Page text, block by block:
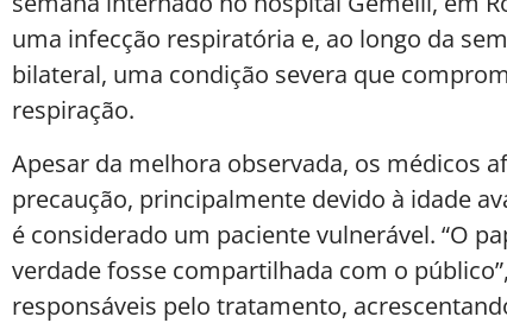
uma infecção respiratória e, ao longo da
bilateral, uma condição severa que
respiração.
Apesar da melhora observada, os médicos
precaução, principalmente devido à idade
é considerado um paciente vulnerável. “O
verdade fosse compartilhada com o
responsáveis pelo tratamento,